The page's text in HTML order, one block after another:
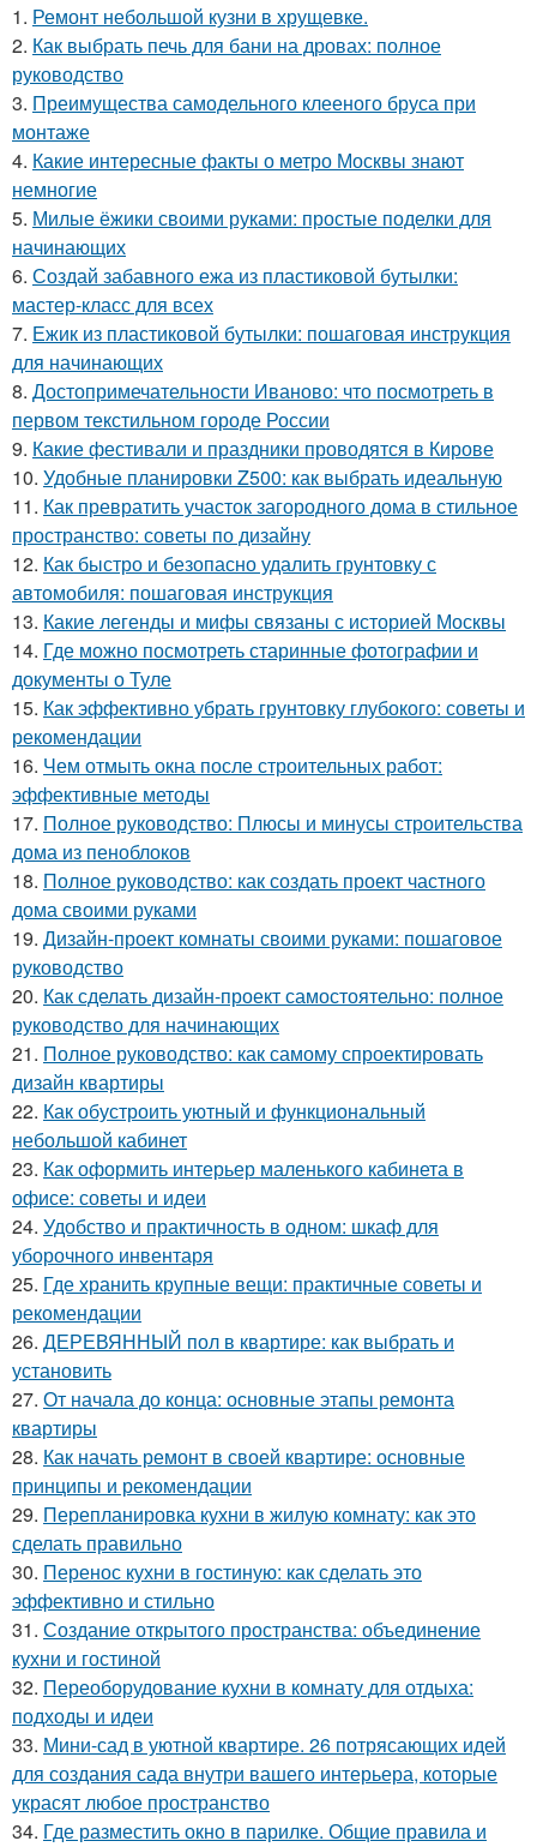
1. Ремонт небольшой кузни в хрущевке.
2. Как выбрать печь для бани на дровах: полное
руководство
3. Преимущества самодельного клееного бруса при
монтаже
4. Какие интересные факты о метро Москвы знают
немногие
5. Милые ёжики своими руками: простые поделки для
начинающих
6. Создай забавного ежа из пластиковой бутылки:
мастер-класс для всех
7. Ежик из пластиковой бутылки: пошаговая инструкция
для начинающих
8. Достопримечательности Иваново: что посмотреть в
первом текстильном городе России
9. Какие фестивали и праздники проводятся в Кирове
10. Удобные планировки Z500: как выбрать идеальную
11. Как превратить участок загородного дома в стильное
пространство: советы по дизайну
12. Как быстро и безопасно удалить грунтовку с
автомобиля: пошаговая инструкция
13. Какие легенды и мифы связаны с историей Москвы
14. Где можно посмотреть старинные фотографии и
документы о Туле
15. Как эффективно убрать грунтовку глубокого: советы и
рекомендации
16. Чем отмыть окна после строительных работ:
эффективные методы
17. Полное руководство: Плюсы и минусы строительства
дома из пеноблоков
18. Полное руководство: как создать проект частного
дома своими руками
19. Дизайн-проект комнаты своими руками: пошаговое
руководство
20. Как сделать дизайн-проект самостоятельно: полное
руководство для начинающих
21. Полное руководство: как самому спроектировать
дизайн квартиры
22. Как обустроить уютный и функциональный
небольшой кабинет
23. Как оформить интерьер маленького кабинета в
офисе: советы и идеи
24. Удобство и практичность в одном: шкаф для
уборочного инвентаря
25. Где хранить крупные вещи: практичные советы и
рекомендации
26. ДЕРЕВЯННЫЙ пол в квартире: как выбрать и
установить
27. От начала до конца: основные этапы ремонта
квартиры
28. Как начать ремонт в своей квартире: основные
принципы и рекомендации
29. Перепланировка кухни в жилую комнату: как это
сделать правильно
30. Перенос кухни в гостиную: как сделать это
эффективно и стильно
31. Создание открытого пространства: объединение
кухни и гостиной
32. Переоборудование кухни в комнату для отдыха:
подходы и идеи
33. Мини-сад в уютной квартире. 26 потрясающих идей
для создания сада внутри вашего интерьера, которые
украсят любое пространство
34. Где разместить окно в парилке. Общие правила и